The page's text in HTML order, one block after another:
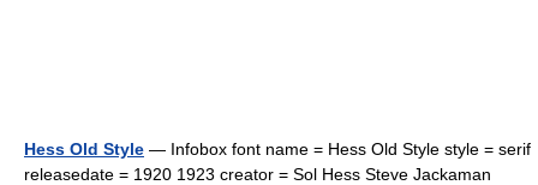
Hess Old Style — Infobox font name = Hess Old Style style = serif
releasedate = 1920 1923 creator = Sol Hess Steve Jackaman